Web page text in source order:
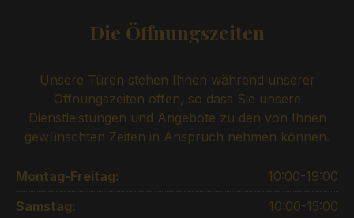
Die Öffnungszeiten
Unsere Türen stehen Ihnen während unserer
Öffnungszeiten offen, so dass Sie unsere
Dienstleistungen und Angebote zu den von Ihnen
gewünschten Zeiten in Anspruch nehmen können.
Montag-Freitag:
10:00-19:00
Samstag:
10:00-15:00